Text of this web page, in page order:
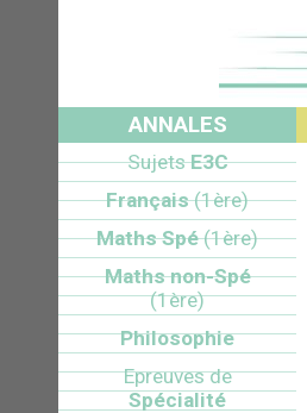
ANNALES
SujetsE3C
Français(1ère)
Maths Spé(1ère)
Maths non-Spé
(1ère)
Philosophie
Epreuves de
Spécialité